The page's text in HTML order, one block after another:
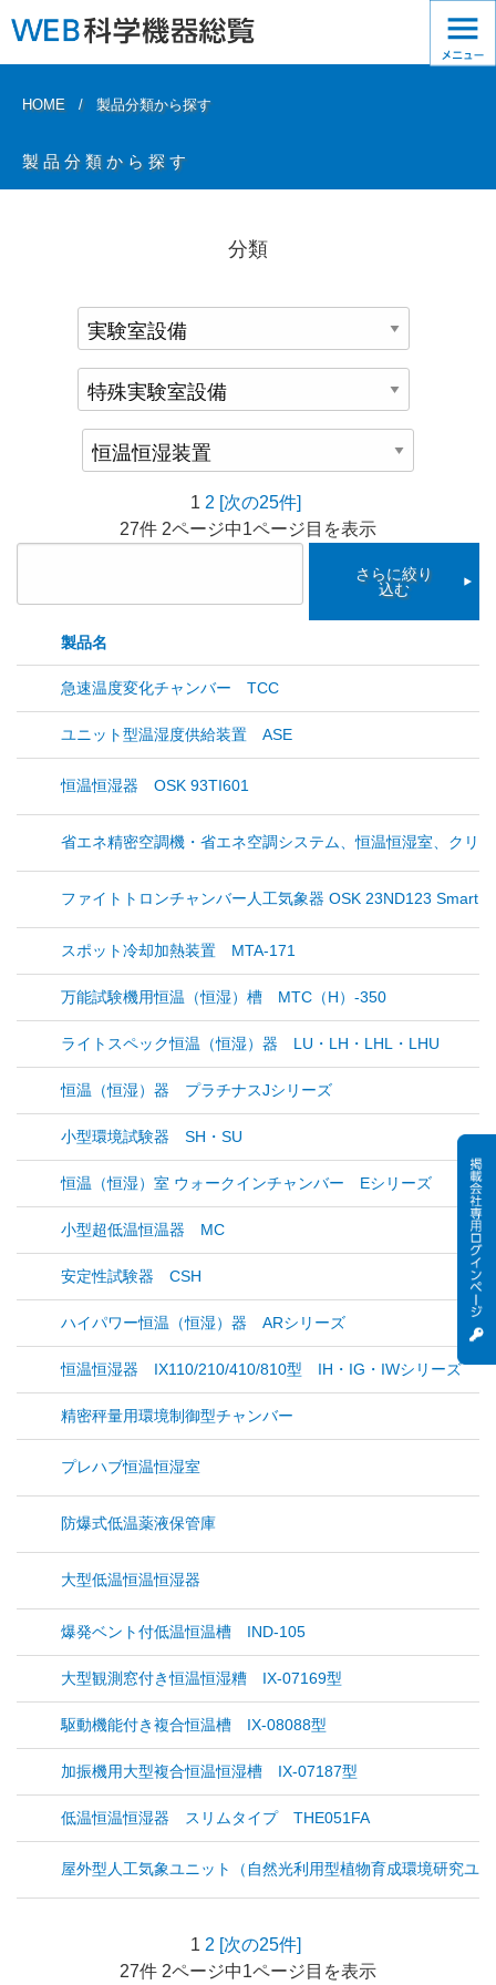
HOME 製品分類から探す
製品分類から探す
分類
1 2 [次の25件]
27件 2ページ中1ページ目を表示
さらに絞り
込む
製品名
急速温度変化チャンバー TCC
ユニット型温湿度供給装置 ASE
恒温恒湿器 OSK 93TI601
省エネ精密空調機・省エネ空調システム、恒温恒湿室、クリ
ファイトトロンチャンバー人工気象器 OSK 23ND123 Smart
スポット冷却加熱装置 MTA-171
万能試験機用恒温（恒湿）槽 MTC（H）-350
ライトスペック恒温（恒湿）器 LU・LH・LHL・LHU
恒温（恒湿）器 プラチナスJシリーズ
小型環境試験器 SH・SU
恒温（恒湿）室 ウォークインチャンバー Eシリーズ
小型超低温恒温器 MC
安定性試験器 CSH
ハイパワー恒温（恒湿）器 ARシリーズ
恒温恒湿器 IX110/210/410/810型 IH・IG・IWシリーズ
精密秤量用環境制御型チャンバー
プレハブ恒温恒湿室
防爆式低温薬液保管庫
大型低温恒温恒湿器
爆発ベント付低温恒温槽 IND-105
大型観測窓付き恒温恒湿糟 IX-07169型
駆動機能付き複合恒温槽 IX-08088型
加振機用大型複合恒温恒湿槽 IX-07187型
低温恒温恒湿器 スリムタイプ THE051FA
屋外型人工気象ユニット（自然光利用型植物育成環境研究ユ
1 2 [次の25件]
27件 2ページ中1ページ目を表示